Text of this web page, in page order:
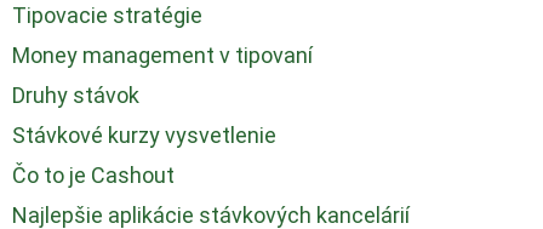
Tipovacie stratégie
Money management v tipovaní
Druhy stávok
Stávkové kurzy vysvetlenie
Čo to je Cashout
Najlepšie aplikácie stávkových kancelárií